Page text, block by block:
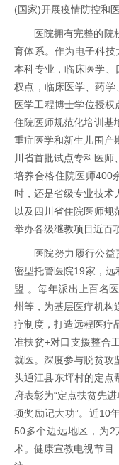
(国家)开展疫情防控和
医院拥有完整的院
育体系。作为电子科
本科专业，临床医学
权点，临床医学、药
医学工程博士学位授
住院医师规范化培训基
重症医学和新生儿围产
川省首批试点专科医师
培养合格住院医师400
时，还是省级专业技术
以及四川省住院医师规
举办各级继教项目近百
医院努力履行公
密型托管医院19家，
盟 。每年派出上百名
州等，为基层医疗机构
疗制度，打造远程医疗
准扶贫+对口支援整合
就医。深度参与脱贫攻
头通江县东坪村的定点
府表彰为“定点扶贫先
项奖励记大功”。近10
50多个边远地区，为
术。健康宣教电视节目